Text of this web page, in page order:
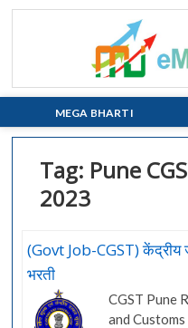
Skip
MEGA BHARTI
Tag: Pune
2023
(Govt Job-CGST) केंद्रीय
भरती
CGST Pune
and